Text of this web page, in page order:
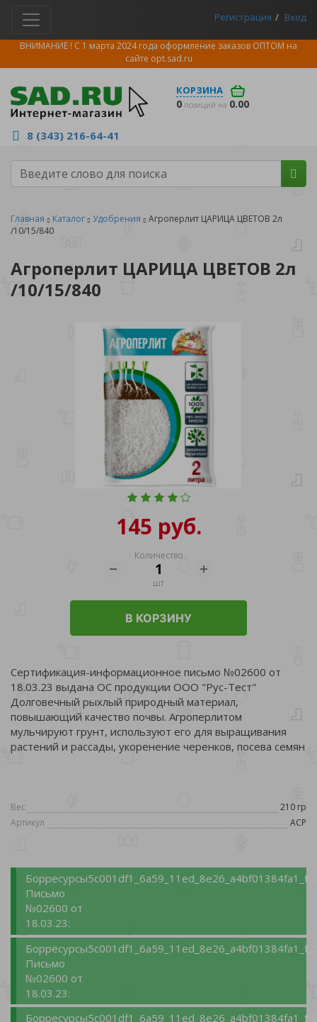
Регистрация Вход
ВНИМАНИЕ ! С 1 марта 2024 года оформление заказов ОПТОМ на
сайте opt.sad.ru
КОРЗИНА
0 позиций на 0.00
8 (343) 216-64-41
Главная Каталог Удобрения
Агроперлит ЦАРИЦА ЦВЕТОВ 2л
/10/15/840
Агроперлит ЦАРИЦА ЦВЕТОВ 2л
/10/15/840
145 руб.
Количество
шт
В КОРЗИНУ
Сертификация-информационное письмо №02600 от
18.03.23 выдана ОС продукции ООО "Рус-Тест"
Долговечный рыхлый природный материал,
повышающий качество почвы. Агроперлитом
мульчируют грунт, используют его для выращивания
растений и рассады, укоренение черенков, посева семян
Вес
210 гр
Артикул
АСР
Борресурсы
Письмо
№02600 от
18.03.23:
Борресурсы
Письмо
№02600 от
18.03.23:
Борресурсы